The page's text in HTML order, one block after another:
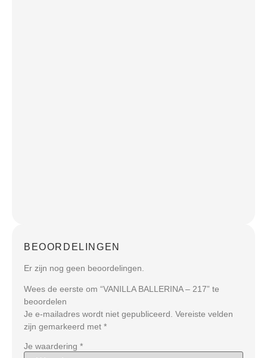
BEOORDELINGEN
Er zijn nog geen beoordelingen.
Wees de eerste om “VANILLA BALLERINA – 217” te
beoordelen
Je e-mailadres wordt niet gepubliceerd. Vereiste velden
zijn gemarkeerd met *
Je waardering *